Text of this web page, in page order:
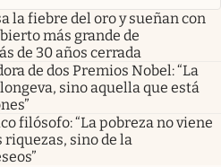
la fiebre del oro y sueñan con
más grande de
de 30 años cerrada
de dos Premios Nobel: “La
sino aquella que está
filósofo: “La pobreza no viene
sino de la